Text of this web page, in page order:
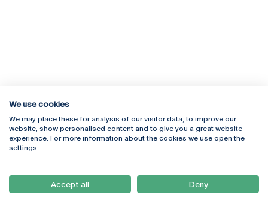
Rua Diogo Botelho 1327
4169-005 Porto
+351 226 196 240
Campus Online
Webmail
Como Chegar
Newsletter
We use cookies
We may place these for analysis of our visitor data, to improve our
website, show personalised content and to give you a great website
experience. For more information about the cookies we use open the
settings.
Accept all Deny